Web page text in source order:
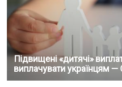
Підвищені «дитячі»
виплачувати українцям